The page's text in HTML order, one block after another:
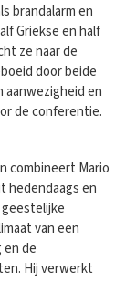
brandalarm en
Griekse en half
ze naar de
door beide
en
de conferentie.
combineert Mario
hedendaags en
van een
de
Hij verwerkt